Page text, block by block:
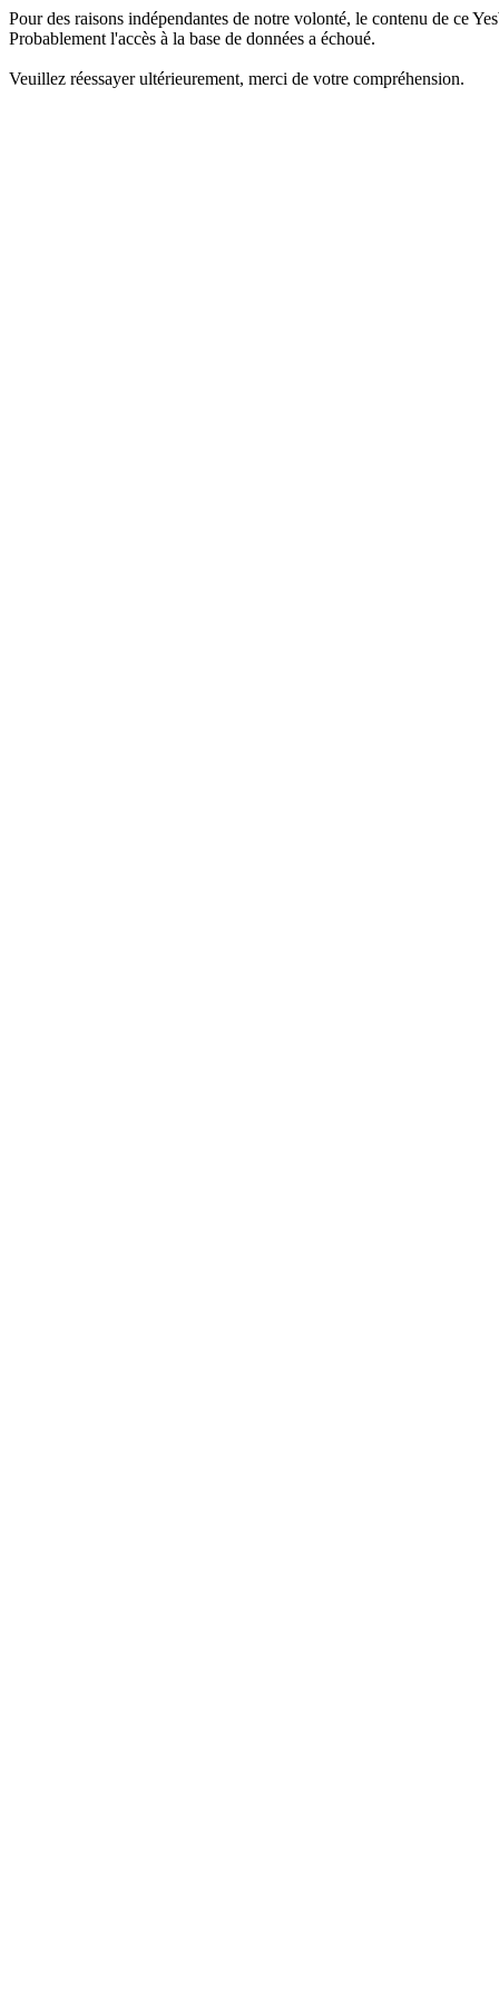
Pour des raisons indépendantes de notre volonté, le contenu de ce
Probablement l'accès à la base de données a échoué.
Veuillez réessayer ultérieurement, merci de votre compréhension.